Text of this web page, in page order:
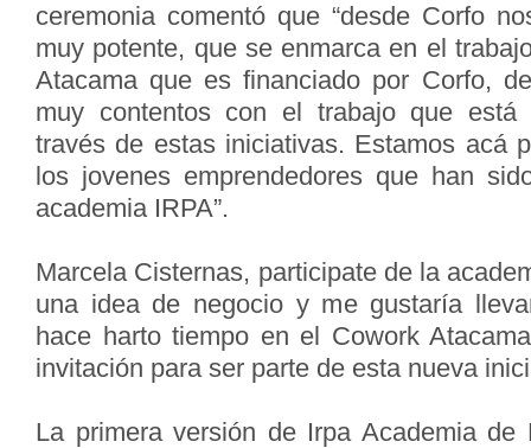
ceremonia comentó que “desde Corfo
muy potente, que se enmarca en el
Atacama que es financiado por Corfo,
muy contentos con el trabajo que está
través de estas iniciativas. Estamos acá
los jovenes emprendedores que han
academia IRPA”.
Marcela Cisternas, participate de la
una idea de negocio y me gustaría
hace harto tiempo en el Cowork
invitación para ser parte de esta nueva
La primera versión de Irpa Academia de